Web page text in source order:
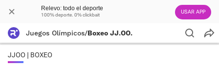
Relevo: todo el deporte
100% deporte. 0% clickbait USAR APP
Juegos Olímpicos/Boxeo JJ.OO.
JJOO | BOXEO